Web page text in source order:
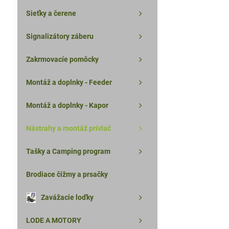
Sieťky a čerene
Signalizátory záberu
Zakrmovacíe pomôcky
Montáž a doplnky - Feeder
Montáž a doplnky - Kapor
Nástrahy a montáž prívlač
Tašky a Camping program
Brodiace čižmy a prsačky
Zavážacie loďky
LODE A MOTORY